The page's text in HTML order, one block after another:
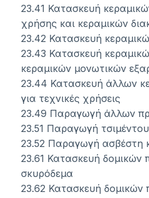
23.41 Κατασκευή
χρήσης και κεραμικών
23.42 Κατασκευή
23.43 Κατασκευή
κεραμικών μονωτικών
23.44 Κατασκευή άλλων
για τεχνικές χρήσεις
23.49 Παραγωγή άλλων
23.51 Παραγωγή τσιμέντου
23.52 Παραγωγή ασβέστη
23.61 Κατασκευή δομικών
σκυρόδεμα
23.62 Κατασκευή δομικών